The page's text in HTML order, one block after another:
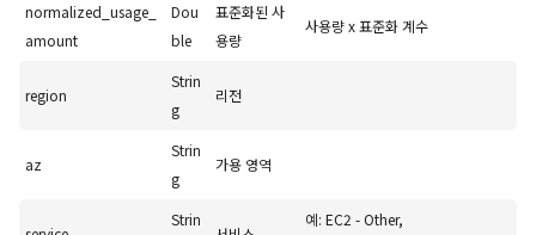
normalized_usage_
amount
Dou
ble
표준화된 사
용량
사용량 x 표준화 계수
region
Strin
g
리전
az
Strin
g
가용 영역
Strin
예: EC2 - Other,